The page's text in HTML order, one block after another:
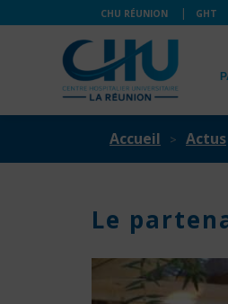
CHU RÉUNION GHT
Accueil Actus
Le